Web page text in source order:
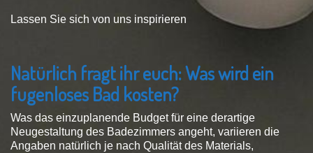
Lassen Sie sich von uns inspirieren
Natürlich fragt ihr euch: Was wird ein
fugenloses Bad kosten?
Was das einzuplanende Budget für eine derartige
Neugestaltung des Badezimmers angeht, variieren die
Angaben natürlich je nach Qualität des Materials,